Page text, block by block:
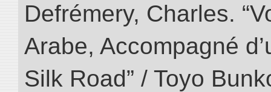
Defrémery, Charles.
Arabe, Accompagné
Silk Road” / Toyo